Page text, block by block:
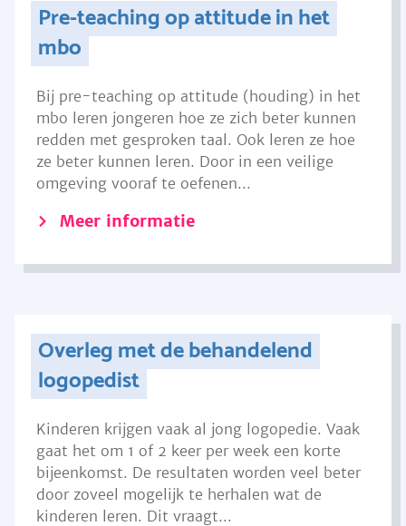
Pre-teaching op attitude in het
mbo
Bij pre-teaching op attitude (houding) in het
mbo leren jongeren hoe ze zich beter kunnen
redden met gesproken taal. Ook leren ze hoe
ze beter kunnen leren. Door in een veilige
omgeving vooraf te oefenen...
Meer informatie
Overleg met de behandelend
logopedist
Kinderen krijgen vaak al jong logopedie. Vaak
gaat het om 1 of 2 keer per week een korte
bijeenkomst. De resultaten worden veel beter
door zoveel mogelijk te herhalen wat de
kinderen leren. Dit vraagt...